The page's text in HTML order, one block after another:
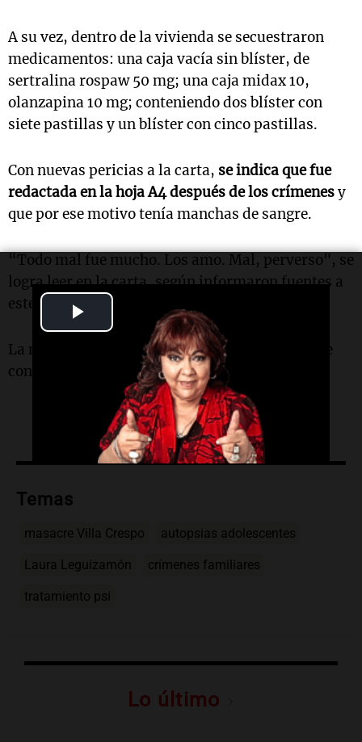
Video
A su vez, dentro de la vivienda se secuestraron
medicamentos: una caja vacía sin blíster, de
sertralina rospaw 50 mg; una caja midax 10,
olanzapina 10 mg; conteniendo dos blíster con
siete pastillas y un blíster con cinco pastillas.
Con nuevas pericias a la carta, se indica que fue
redactada en la hoja A4 después de los crímenesy
que por ese motivo tenía manchas de sangre.
“Todo mal fue mucho. Los amo. Mal, perverso", se
logra leer en la carta, según informaron fuentes a
este medio.
La misma estaba escrita de manera incoherente
con letra imprenta, cursiva y casi ilegible.
Temas
masacre Villa Crespo autopsias adolescentes
Laura Leguizamón crímenes familiares
tratamiento psi
Lo último